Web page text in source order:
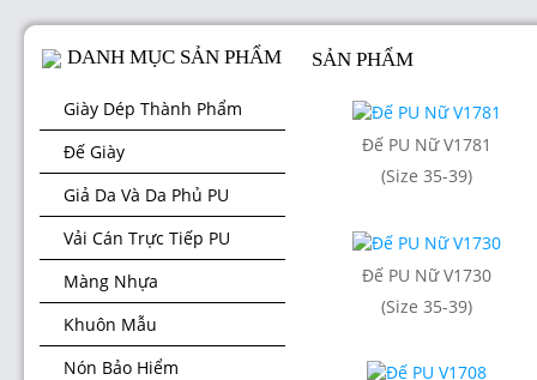
DANH MỤC SẢN PHẨM
Giày Dép Thành Phẩm
Đế Giày
Giả Da Và Da Phủ PU
Vải Cán Trực Tiếp PU
Màng Nhựa
Khuôn Mẫu
Nón Bảo Hiểm
SẢN PHẨM
Đế PU Nữ V1781
(Size 35-39)
Đế PU Nữ V1730
(Size 35-39)